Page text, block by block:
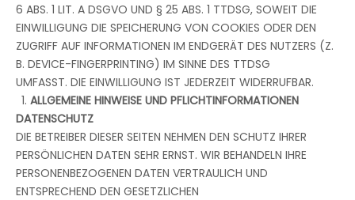
6 ABS. 1 LIT. A DSGVO UND § 25 ABS. 1 TTDSG, SOWEIT DIE
EINWILLIGUNG DIE SPEICHERUNG VON COOKIES ODER DEN
ZUGRIFF AUF INFORMATIONEN IM ENDGERÄT DES NUTZERS (Z.
B. DEVICE-FINGERPRINTING) IM SINNE DES TTDSG
UMFASST. DIE EINWILLIGUNG IST JEDERZEIT WIDERRUFBAR.
ALLGEMEINE HINWEISE UND PFLICHTINFORMATIONEN
DATENSCHUTZ
DIE BETREIBER DIESER SEITEN NEHMEN DEN SCHUTZ IHRER
PERSÖNLICHEN DATEN SEHR ERNST. WIR BEHANDELN IHRE
PERSONENBEZOGENEN DATEN VERTRAULICH UND
ENTSPRECHEND DEN GESETZLICHEN